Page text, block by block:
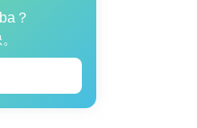
？